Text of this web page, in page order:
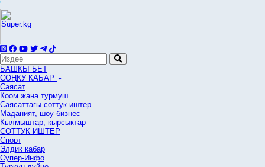
'
БАШКЫ БЕТ
СОҢКУ КАБАР
Саясат
Коом жана турмуш
Саясаттагы соттук иштер
Маданият, шоу-бизнес
Кылмыштар, кырсыктар
СОТТУК ИШТЕР
Спорт
Элдик кабар
Супер-Инфо